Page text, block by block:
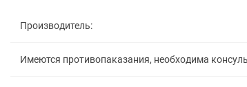
Производитель:
Имеются противопаказания, необходима